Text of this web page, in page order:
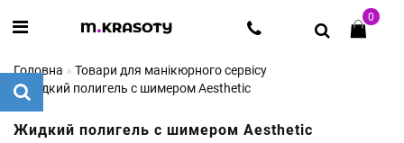
0
Головна
Товари для манікюрного сервісу
Жидкий полигель с шимером Aesthetic
Жидкий полигель с шимером Aesthetic